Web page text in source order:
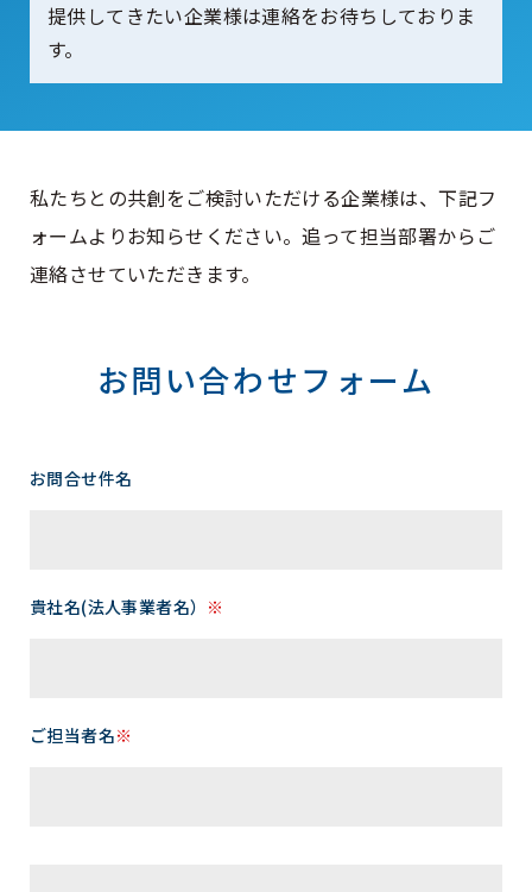
提供してきたい企業様は連絡をお待ちしておりま
す。
私たちとの共創をご検討いただける企業様は、下記フ
ォームよりお知らせください。追って担当部署からご
連絡させていただきます。
お問い合わせフォーム
お問合せ件名
貴社名(法人事業者名） ※
ご担当者名※